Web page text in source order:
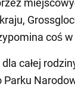
coś
całej